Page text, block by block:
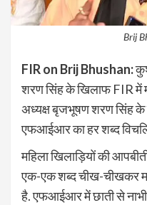
Brij
FIR on Brij Bhushan:
शरण सिंह के खिलाफ FIR में
अध्यक्ष बृजभूषण शरण सिंह
एफआईआर का हर शब्द
महिला खिलाड़ियों की
एक-एक शब्द चीख-चीखकर
है. एफआईआर में छाती से